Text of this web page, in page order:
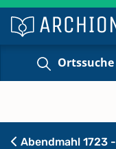
Ortssuche
Abendmahl 1723